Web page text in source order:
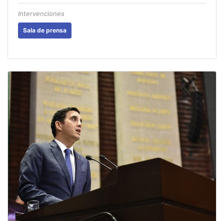
Intervenciones
Sala de prensa